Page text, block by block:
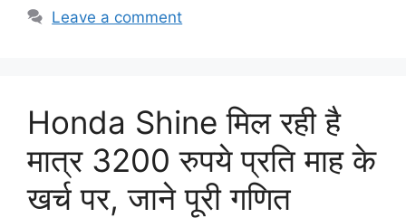
Leave a comment
Honda Shine मिल रही है
मात्र 3200 रुपये प्रति माह के
खर्च पर, जाने पूरी गणित